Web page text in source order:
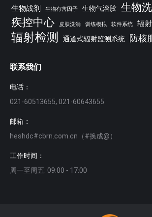
生物战剂 生物有害因子 生物气溶胶 生物
疾控中心
皮肤洗消 训练模拟 软件系统 辐
辐射检测 通道式辐射监测系统 防核
联系我们
电话：
021-60513655, 021-60643655
邮箱：
heshdc#cbrn.com.cn（#换成@）
工作时间：
周一至周五: 09:00 - 17:00